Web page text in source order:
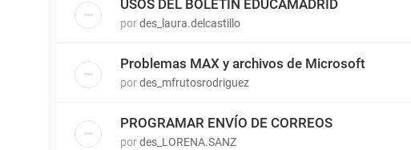
USOS DEL BOLETÍN EDUCAMADRID
pordes_laura.delcastillo
Problemas MAX y archivos de Microsoft
pordes_mfrutosrodriguez
PROGRAMAR ENVÍO DE CORREOS
pordes_LORENA.SANZ